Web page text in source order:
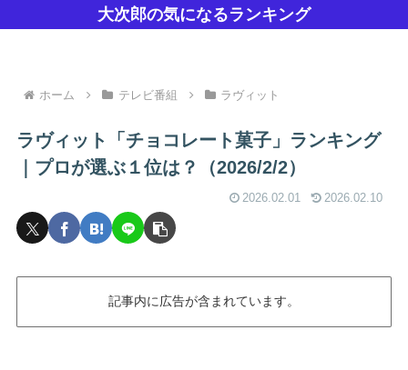
大次郎の気になるランキング
ホーム テレビ番組 ラヴィット
ラヴィット「チョコレート菓子」ランキング
｜プロが選ぶ１位は？（2026/2/2）
2026.02.01 2026.02.10
記事内に広告が含まれています。